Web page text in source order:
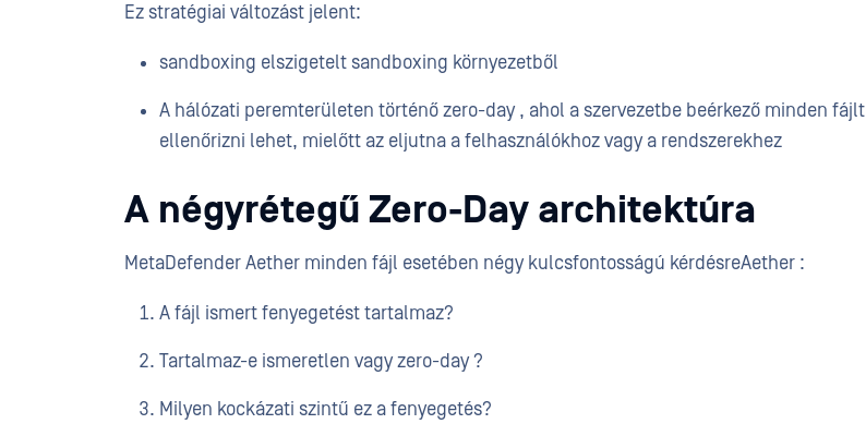
Ez stratégiai változást jelent:
sandboxing elszigetelt sandboxing környezetből
A hálózati peremterületen történő zero-day , ahol a szervezetbe beérkező minden fájlt
ellenőrizni lehet, mielőtt az eljutna a felhasználókhoz vagy a rendszerekhez
A négyrétegű Zero-Day architektúra
MetaDefender Aether minden fájl esetében négy kulcsfontosságú kérdésreAether :
A fájl ismert fenyegetést tartalmaz?
Tartalmaz-e ismeretlen vagy zero-day ?
Milyen kockázati szintű ez a fenyegetés?